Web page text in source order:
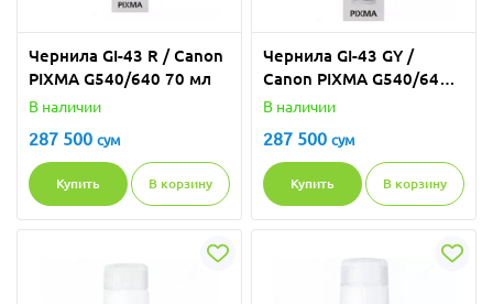
Чернила GI-43 R / Canon
PIXMA G540/640 70 мл
В наличии
287 500 сум
Купить В корзину
Чернила GI-43 GY /
Canon PIXMA G540/640
70 мл
В наличии
287 500 сум
Купить В корзину